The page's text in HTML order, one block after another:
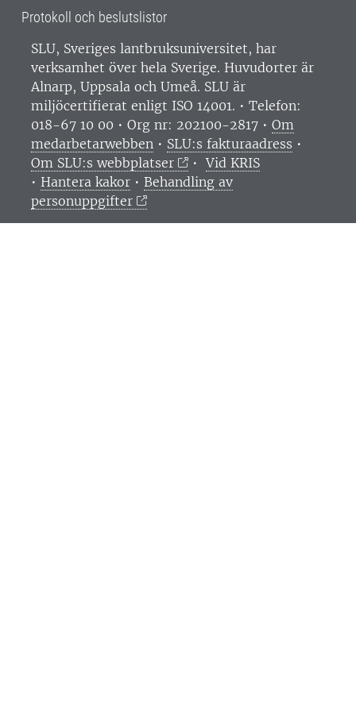
Protokoll och beslutslistor
SLU, Sveriges lantbruksuniversitet, har
verksamhet över hela Sverige. Huvudorter är
Alnarp, Uppsala och Umeå. SLU är
miljöcertifierat enligt ISO 14001. • Telefon:
018-67 10 00 • Org nr: 202100-2817 • Om
medarbetarwebben • SLU:s fakturaadress •
Om SLU:s webbplatser
•Vid KRIS
• Hantera kakor • Behandling av
personuppgifter